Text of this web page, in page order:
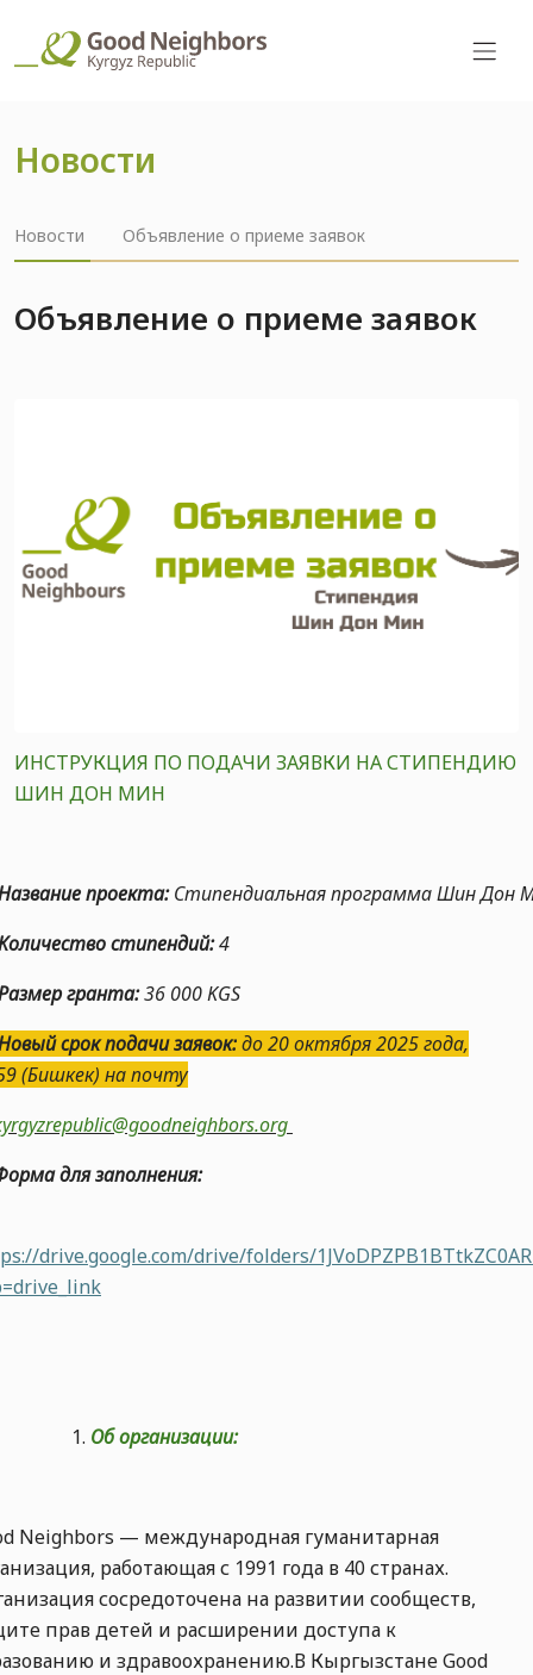
Новости
Новости Объявление о приеме заявок
Объявление о приеме заявок
ИНСТРУКЦИЯ ПО ПОДАЧИ ЗАЯВКИ НА СТИПЕНДИЮ
ШИН ДОН МИН
проекта:Стипендиальная программа Шин Дон
стипендий:4
гранта:36 000 KGS
срок подачи заявок:до 20октября 2025 года,
(Бишкек) на почту
для заполнения:
drive.google.com/drive/folders/
Об организации:
Neighbors — международная гуманитарная
работающая с 1991 года в 40 странах.
сосредоточена на развитии сообществ,
прав детей и расширении доступа к
и здравоохранению.В Кыргызстане Good